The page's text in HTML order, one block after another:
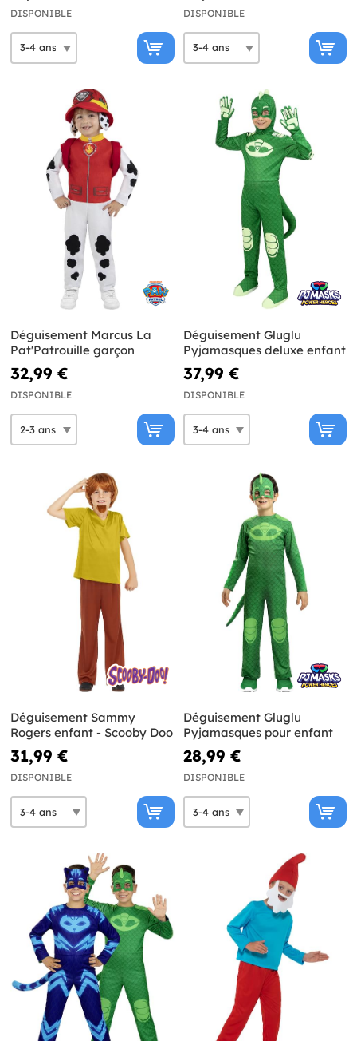
DISPONIBLE DISPONIBLE
Déguisement Marcus La
Pat'Patrouille garçon
32,99 €
DISPONIBLE
Déguisement Gluglu
Pyjamasques deluxe enfant
37,99 €
DISPONIBLE
Déguisement Sammy
Rogers enfant - Scooby Doo
31,99 €
DISPONIBLE
Déguisement Gluglu
Pyjamasques pour enfant
28,99 €
DISPONIBLE